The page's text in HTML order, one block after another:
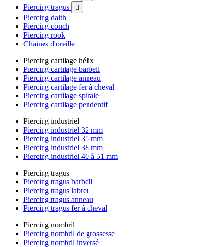
Piercing tragus 
Piercing daith
Piercing conch
Piercing rook
Chaines d'oreille
Piercing cartilage hélix
Piercing cartilage barbell
Piercing cartilage anneau
Piercing cartilage fer à cheval
Piercing cartilage spirale
Piercing cartilage pendentif
Piercing industriel
Piercing industriel 32 mm
Piercing industriel 35 mm
Piercing industriel 38 mm
Piercing industriel 40 à 51 mm
Piercing tragus
Piercing tragus barbell
Piercing tragus labret
Piercing tragus anneau
Piercing tragus fer à cheval
Piercing nombril
Piercing nombril de grossesse
Piercing nombril inversé